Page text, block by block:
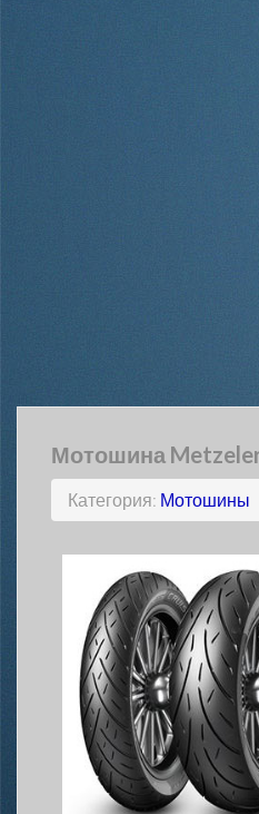
Мотошина
Категория: Мотошины